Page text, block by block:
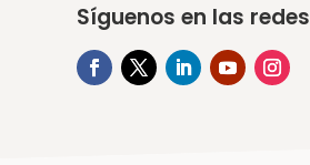
Síguenos en las redes